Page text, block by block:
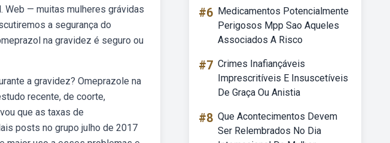
Web — muitas mulheres grávidas
a segurança do
na gravidez é seguro ou
a gravidez? Omeprazole na
recente, de coorte,
que as taxas de
posts no grupo julho de 2017
#6 Medicamentos Potencialmente
Perigosos Mpp Sao Aqueles
Associados A Risco
#7 Crimes Inafiançáveis
Imprescritíveis E Insuscetíveis
De Graça Ou Anistia
#8 Que Acontecimentos Devem
Ser Relembrados No Dia